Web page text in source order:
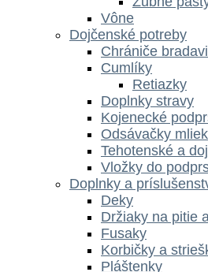
Vône
Dojčenské potreby
Chrániče
Cumlíky
Retiazky
Doplnky stravy
Kojenecké
Odsávačky
Tehotenské a
Vložky do
Doplnky a
Deky
Držiaky na pitie
Fusaky
Korbičky a
Pláštenky